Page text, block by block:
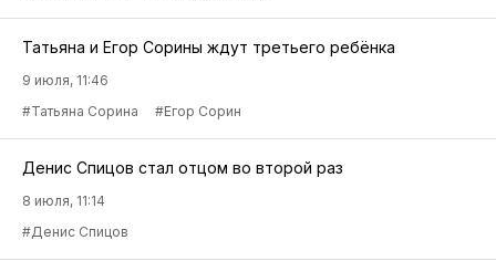
Татьяна и Егор Сорины ждут третьего ребёнка
9 июля, 11:46
#Татьяна Сорина
#Егор Сорин
Денис Спицов стал отцом во второй раз
8 июля, 11:14
#Денис Спицов